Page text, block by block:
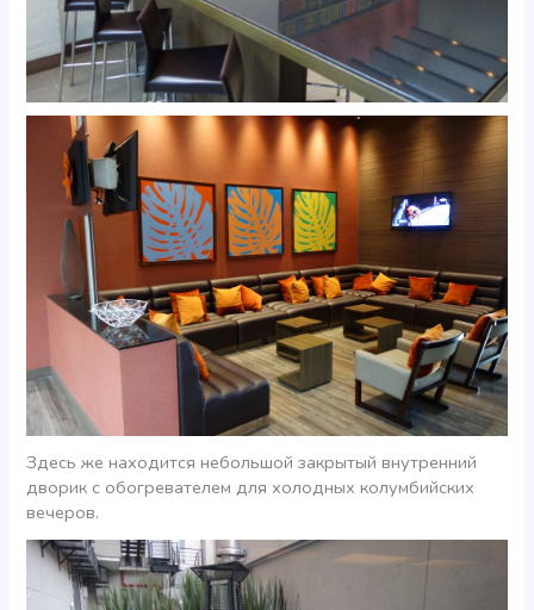
Здесь же находится небольшой закрытый внутренний
дворик с обогревателем для холодных колумбийских
вечеров.